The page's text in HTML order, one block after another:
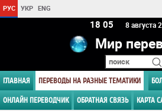
РУС УКР ENG
18:05 8 августа
Мир
ГЛАВНАЯ ПЕРЕВОДЫ НА РАЗНЫЕ ТЕМАТИКИ
ОНЛАЙН ПЕРЕВОДЧИК ОБРАТНАЯ СВЯЗЬ КАРТА